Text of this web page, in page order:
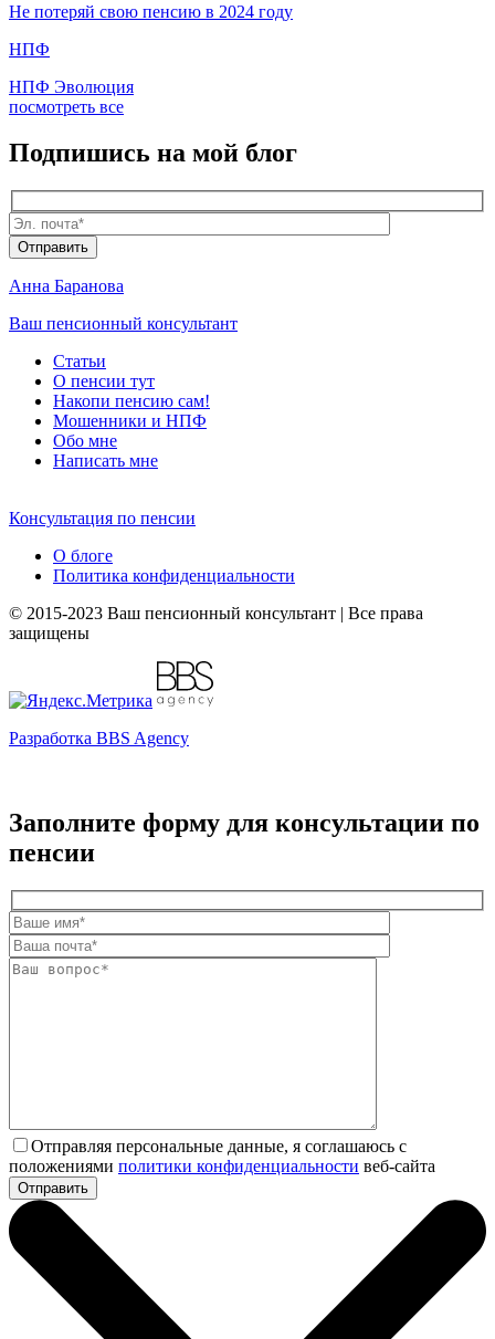
Не потеряй свою пенсию в 2024 году
НПФ
НПФ Эволюция
посмотреть все
Подпишись на мой блог
Анна Баранова
Ваш пенсионный консультант
Статьи
О пенсии тут
Накопи пенсию сам!
Мошенники и НПФ
Обо мне
Написать мне
Консультация по пенсии
О блоге
Политика конфиденциальности
© 2015-2023 Ваш пенсионный консультант | Все права
защищены
Разработка BBS Agency
Заполните форму для консультации по
пенсии
Отправляя персональные данные, я соглашаюсь с
положениями политики конфиденциальности веб-сайта